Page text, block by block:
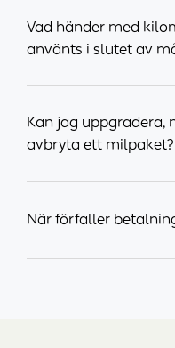
Vad händer med
använts i slutet av
Kan jag uppgradera,
avbryta ett milpaket?
När förfaller